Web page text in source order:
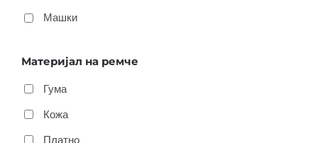
Машки
Материјал на ремче
Гума
Кожа
Платно